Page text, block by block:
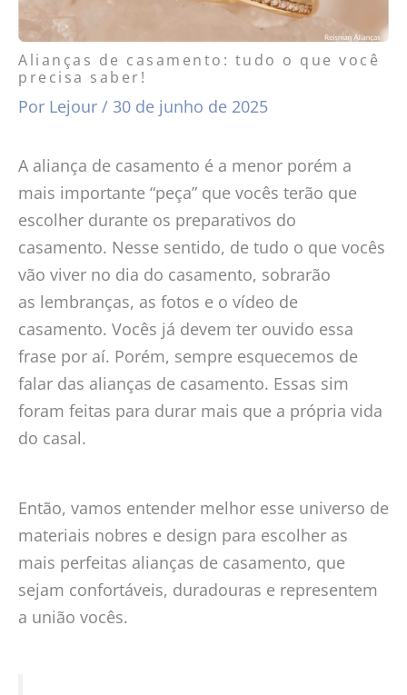
Alianças de casamento: tudo o que você
precisa saber!
Por Lejour / 30 de junho de 2025
A aliança de casamento é a menor porém a
mais importante “peça” que vocês terão que
escolher durante os preparativos do
casamento. Nesse sentido, de tudo o que vocês
vão viver no dia do casamento, sobrarão
as lembranças, as fotos e o vídeo de
casamento. Vocês já devem ter ouvido essa
frase por aí. Porém, sempre esquecemos de
falar das alianças de casamento. Essas sim
foram feitas para durar mais que a própria vida
do casal.
Então, vamos entender melhor esse universo de
materiais nobres e design para escolher as
mais perfeitas alianças de casamento, que
sejam confortáveis, duradouras e representem
a união vocês.